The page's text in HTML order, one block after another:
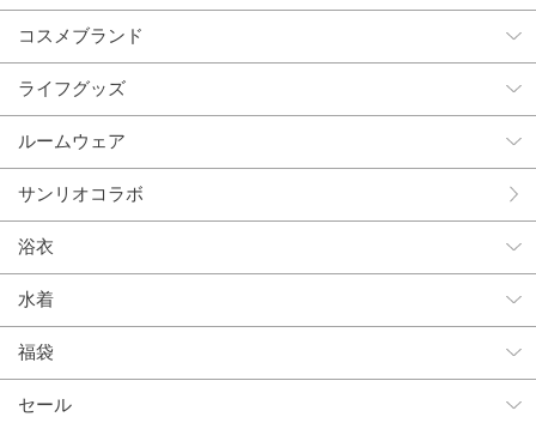
コスメブランド
ライフグッズ
ルームウェア
サンリオコラボ
浴衣
水着
福袋
セール